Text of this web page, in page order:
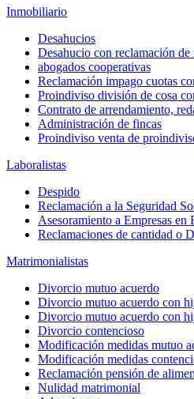
Inmobiliario
Desahucios
Desahucio con reclamación de
abogados cooperativas
Reclamación impago cuotas
Proindiviso división de cosa
Contrato de arrendamiento,
Administración de fincas
Proindiviso venta de
Laboralistas
Despido
Reclamación a la Seguridad
Asesoramiento a Empresas en
Reclamaciones de cantidad o
Matrimonialistas
Divorcio mutuo acuerdo
Divorcio mutuo acuerdo con
Divorcio mutuo acuerdo con
Divorcio contencioso
Modificación medidas mutuo
Modificación medidas
Reclamación pensión de
Nulidad matrimonial